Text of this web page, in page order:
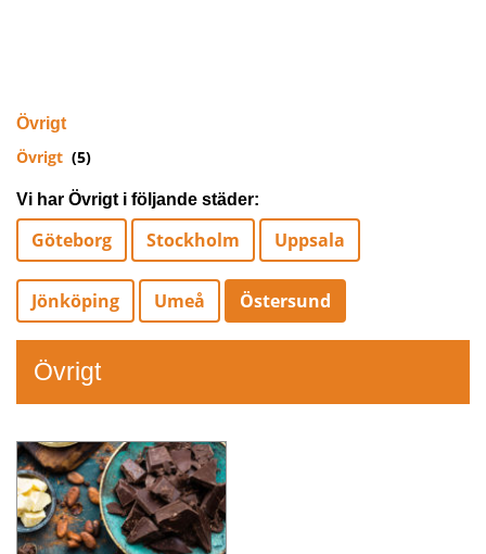
Övrigt
Övrigt (5)
Vi har Övrigt i följande städer:
Göteborg Stockholm Uppsala
Jönköping Umeå Östersund
Övrigt